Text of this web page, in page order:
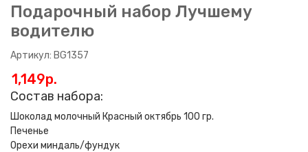
Подарочный набор Лучшему
водителю
Артикул: BG1357
1,149p.
Состав набора:
Шоколад молочный Красный октябрь 100 гр.
Печенье
Орехи миндаль/фундук